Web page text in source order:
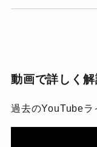
動画で詳しく解
過去のYouTubeラ